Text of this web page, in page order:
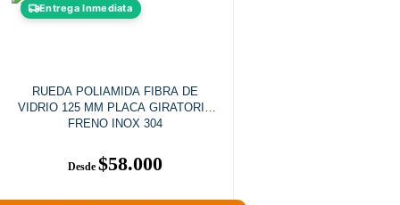
Entrega Inmediata
RUEDA POLIAMIDA FIBRA DE
VIDRIO 125 MM PLACA GIRATORIA
FRENO INOX 304
$58.000